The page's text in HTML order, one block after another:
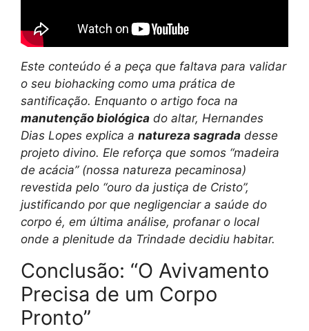
Este conteúdo é a peça que faltava para validar
o seu biohacking como uma prática de
santificação. Enquanto o artigo foca na
manutenção biológica do altar, Hernandes
Dias Lopes explica a natureza sagrada desse
projeto divino. Ele reforça que somos “madeira
de acácia” (nossa natureza pecaminosa)
revestida pelo “ouro da justiça de Cristo”,
justificando por que negligenciar a saúde do
corpo é, em última análise, profanar o local
onde a plenitude da Trindade decidiu habitar.
Conclusão: “O Avivamento
Precisa de um Corpo
Pronto”